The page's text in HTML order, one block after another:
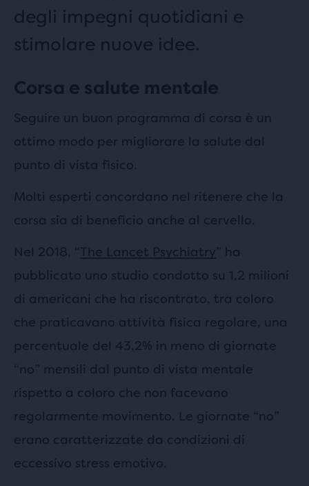
degli impegni quotidiani e
stimolare nuove idee.
Corsa e salute mentale
Seguire un buon programma di corsa è un
ottimo modo per migliorare la salute dal
punto di vista fisico.
Molti esperti concordano nel ritenere che la
corsa sia di beneficio anche al cervello.
Nel 2018, “ The Lancet Psychiatry” ha
pubblicato uno studio condotto su 1,2 milioni
di americani che ha riscontrato, tra coloro
che praticavano attività fisica regolare, una
percentuale del 43,2% in meno di giornate
“no” mensili dal punto di vista mentale
rispetto a coloro che non facevano
regolarmente movimento. Le giornate “no”
erano caratterizzate da condizioni di
eccessivo stress emotivo.